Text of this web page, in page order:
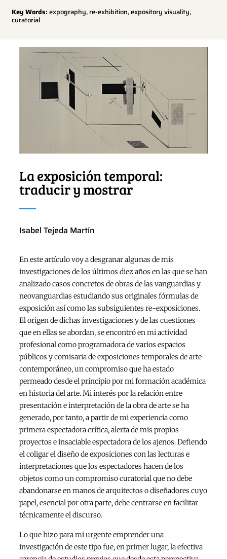
Key Words:expography, re-exhibition, expository visuality,
curatorial
La exposición temporal:
traducir y mostrar
Isabel Tejeda Martín
En este artículo voy a desgranar algunas de mis
investigaciones de los últimos diez años en las que se han
analizado casos concretos de obras de las vanguardias y
neovanguardias estudiando sus originales fórmulas de
exposición así como las subsiguientes re-exposiciones.
El origen de dichas investigaciones y de las cuestiones
que en ellas se abordan, se encontró en mi actividad
profesional como programadora de varios espacios
públicos y comisaria de exposiciones temporales de arte
contemporáneo, un compromiso que ha estado
permeado desde el principio por mi formación académica
en historia del arte. Mi interés por la relación entre
presentación e interpretación de la obra de arte se ha
generado, por tanto, a partir de mi experiencia como
primera espectadora crítica, alerta de mis propios
proyectos e insaciable espectadora de los ajenos. Defiendo
el coligar el diseño de exposiciones con las lecturas e
interpretaciones que los espectadores hacen de los
objetos como un compromiso curatorial que no debe
abandonarse en manos de arquitectos o diseñadores cuyo
papel, esencial por otra parte, debe centrarse en facilitar
técnicamente el discurso.
Lo que hizo para mi urgente emprender una
investigación de este tipo fue, en primer lugar, la efectiva